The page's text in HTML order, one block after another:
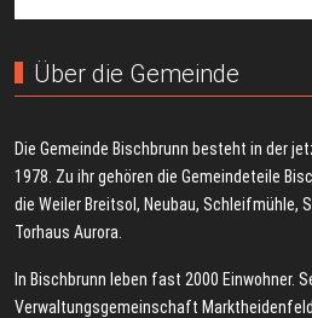
Über die Gemeinde
Die Gemeinde Bischbrunn besteht in der
1978. Zu ihr gehören die Gemeindeteile
die Weiler Breitsol, Neubau, Schleifmühle,
Torhaus Aurora.
In Bischbrunn leben fast 2000 Einwohner.
Verwaltungsgemeinschaft Marktheidenfeld.